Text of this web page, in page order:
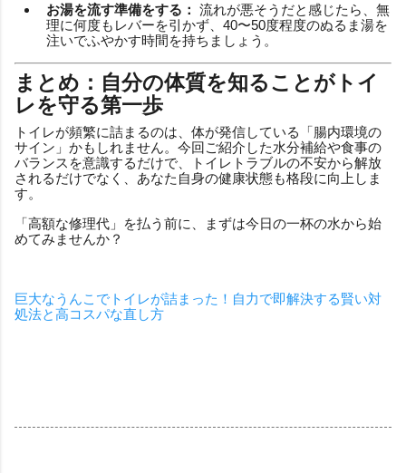
お湯を流す準備をする： 流れが悪そうだと感じたら、無
理に何度もレバーを引かず、40〜50度程度のぬるま湯を
注いでふやかす時間を持ちましょう。
まとめ：自分の体質を知ることがトイ
レを守る第一歩
トイレが頻繁に詰まるのは、体が発信している「腸内環境の
サイン」かもしれません。今回ご紹介した水分補給や食事の
バランスを意識するだけで、トイレトラブルの不安から解放
されるだけでなく、あなた自身の健康状態も格段に向上しま
す。
「高額な修理代」を払う前に、まずは今日の一杯の水から始
めてみませんか？
巨大なうんこでトイレが詰まった！自力で即解決する賢い対
処法と高コスパな直し方